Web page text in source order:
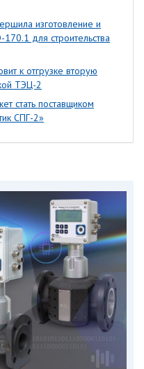
изготовление и
для строительства
к отгрузке вторую
ТЭЦ-2
стать поставщиком
СПГ-2»